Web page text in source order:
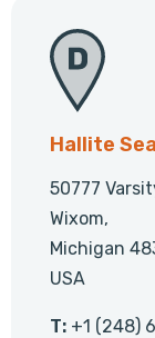
Hallite
50777
Wixom,
Michigan
USA
T: +1 (248)